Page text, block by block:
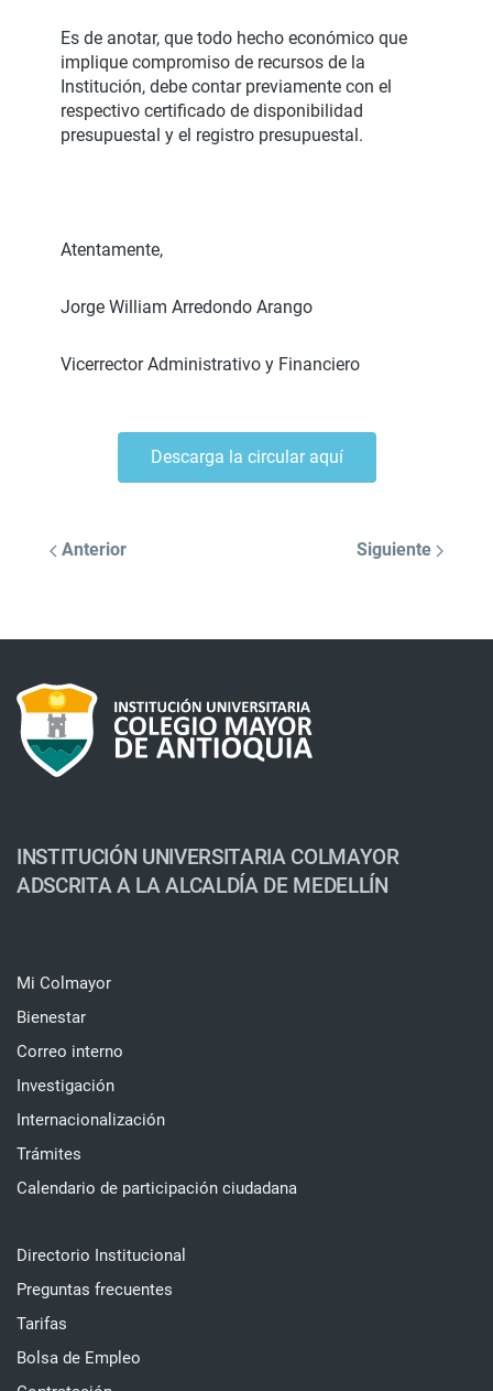
Es de anotar, que todo hecho económico que
implique compromiso de recursos de la
Institución, debe contar previamente con el
respectivo certificado de disponibilidad
presupuestal y el registro presupuestal.
Atentamente,
Jorge William Arredondo Arango
Vicerrector Administrativo y Financiero
Descarga la circular aquí
Anterior Siguiente
INSTITUCIÓN UNIVERSITARIA COLMAYOR
ADSCRITA A LA ALCALDÍA DE MEDELLÍN
Mi Colmayor
Bienestar
Correo interno
Investigación
Internacionalización
Trámites
Calendario de participación ciudadana
Directorio Institucional
Preguntas frecuentes
Tarifas
Bolsa de Empleo